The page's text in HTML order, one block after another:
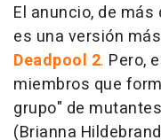
El anuncio, de
es una versión
Deadpool 2. Pero,
miembros que
grupo" de
(Brianna